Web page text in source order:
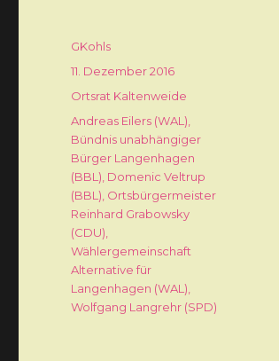
Autor
GKohls
Veröffentlicht
am
11. Dezember 2016
Kategorien
Ortsrat Kaltenweide
Schlagwörter
Andreas Eilers (WAL)
Bündnis unabhängiger
Bürger Langenhagen
(BBL) Domenic Veltrup
(BBL) Ortsbürgermeister
Reinhard Grabowsky
(CDU)
Wählergemeinschaft
Alternative für
Langenhagen (WAL)
Wolfgang Langrehr (SPD)